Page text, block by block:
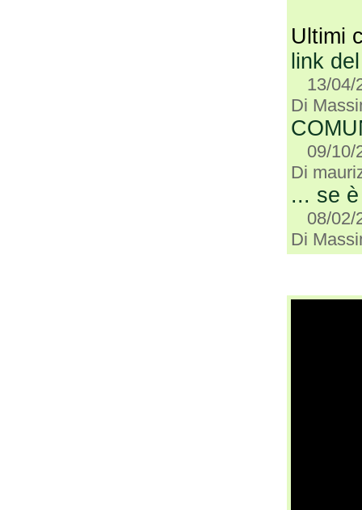
Ultimi
link
13/04/
Di
09/10/
Di
... se
08/02/
Di